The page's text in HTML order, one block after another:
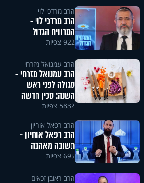
הרב מרדכי לוי
הרב מרדכי לוי -
המרוויח הגדול
922 צפיות
הרב עמנואל מזרחי
הרב עמנואל מזרחי -
סגולה לפני ראש
השנה: סכין חדשה
5832 צפיות
הרב רפאל אוחיון
הרב רפאל אוחיון -
תשובה מאהבה
695 צפיות
הרב ראובן זכאים